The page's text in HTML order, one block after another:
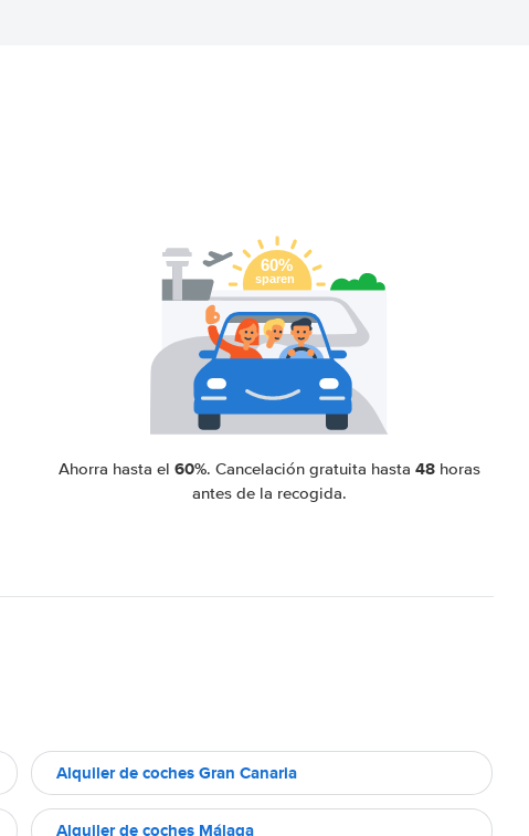
Ahorra hasta el 60%. Cancelación gratuita hasta 48horas
antes de la recogida.
Alquiler de coches Gran Canaria
Alquiler de coches Málaga